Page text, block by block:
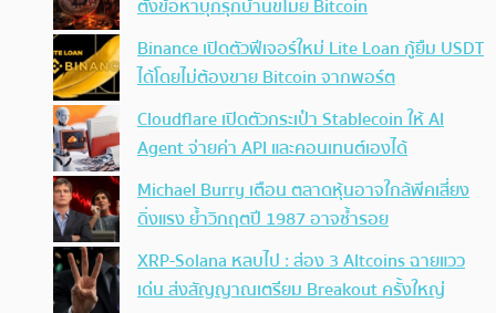
ตั้งข้อหาบุกรุกบ้านขโมย Bitcoin
Binance เปิดตัวฟีเจอร์ใหม่ Lite Loan กู้ยืม USDT
ได้โดยไม่ต้องขาย Bitcoin จากพอร์ต
Cloudflare เปิดตัวกระเป๋า Stablecoin ให้ AI
Agent จ่ายค่า API และคอนเทนต์เองได้
Michael Burry เตือน ตลาดหุ้นอาจใกล้พีคเสี่ยง
ดิ่งแรง ย้ำวิกฤตปี 1987 อาจซ้ำรอย
XRP-Solana หลบไป : ส่อง 3 Altcoins ฉายแวว
เด่น ส่งสัญญาณเตรียม Breakout ครั้งใหญ่